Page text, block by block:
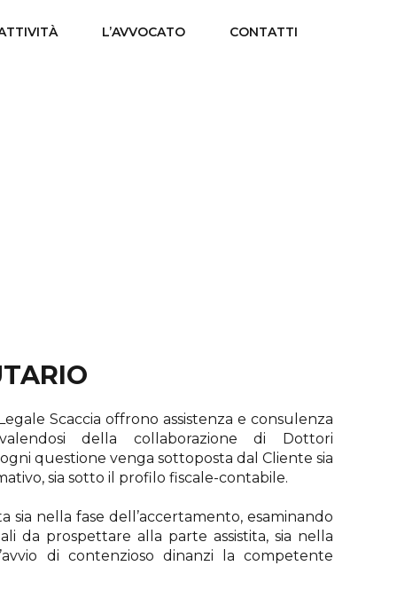
L’AVVOCATO CONTATTI
Scaccia offrono assistenza e consulenza
della collaborazione di Dottori
questione venga sottoposta dal Cliente sia
sia sotto il profilo fiscale-contabile.
sia nella fase dell’accertamento, esaminando
da prospettare alla parte assistita, sia nella
di contenzioso dinanzi la competente